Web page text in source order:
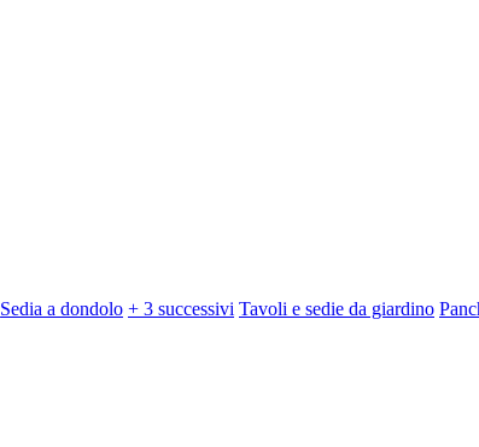
Sedia a dondolo + 3 successivi Tavoli e sedie da giardino